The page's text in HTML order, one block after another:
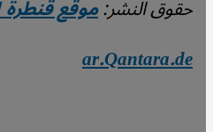
حقوق النشر:موقع قنطرة 2021
ar.Qantara.de